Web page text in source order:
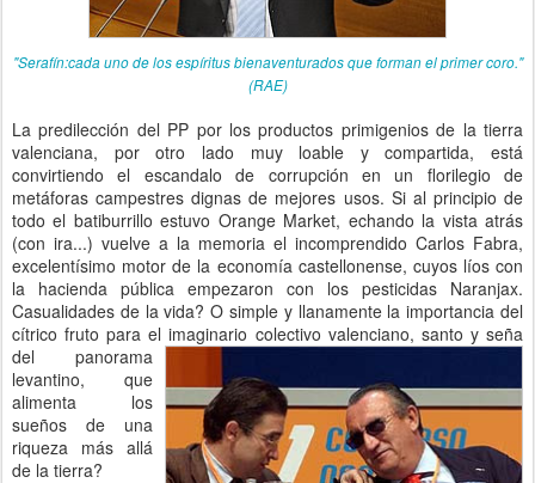
"Serafín:cada uno de los espíritus bienaventurados que forman el primer coro."
(RAE)
La predilección del PP por los productos primigenios de la tierra
valenciana, por otro lado muy loable y compartida, está
convirtiendo el escandalo de corrupción en un florilegio de
metáforas campestres dignas de mejores usos. Si al principio de
todo el batiburrillo estuvo Orange Market, echando la vista atrás
(con ira...) vuelve a la memoria el incomprendido Carlos Fabra,
excelentísimo motor de la economía castellonense, cuyos líos con
la hacienda pública empezaron con los pesticidas Naranjax.
Casualidades de la vida? O simple y llanamente la importancia del
cítrico fruto para el imaginario colectivo valenciano, santo y seña
del panorama
levantino, que
alimenta los
sueños de una
riqueza más allá
de la tierra?